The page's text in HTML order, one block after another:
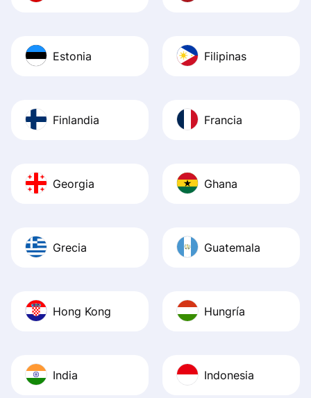
Estonia Filipinas
Finlandia Francia
Georgia Ghana
Grecia Guatemala
Hong Kong Hungría
India Indonesia